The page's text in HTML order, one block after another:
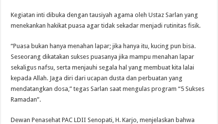
Kegiatan inti dibuka dengan tausiyah agama oleh Ustaz Sarlan yang
menekankan hakikat puasa agar tidak sekadar menjadi rutinitas fisik.
“Puasa bukan hanya menahan lapar; jika hanya itu, kucing pun bisa.
Seseorang dikatakan sukses puasanya jika mampu menahan lapar
sekaligus nafsu, serta menjauhi segala hal yang membuat kita lalai
kepada Allah. Jaga diri dari ucapan dusta dan perbuatan yang
mendatangkan dosa,” tegas Sarlan saat mengulas program “5 Sukses
Ramadan”.
Dewan Penasehat PAC LDII Senopati, H. Karjo, menjelaskan bahwa